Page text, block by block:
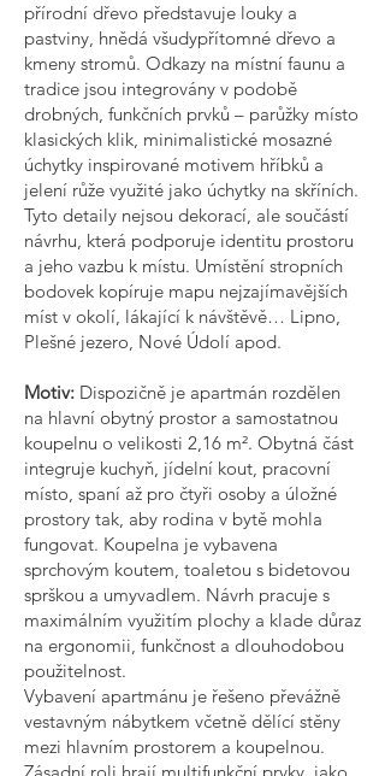
přírodní dřevo představuje louky a
pastviny, hnědá všudypřítomné dřevo a
kmeny stromů. Odkazy na místní faunu a
tradice jsou integrovány v podobě
drobných, funkčních prvků – parůžky místo
klasických klik, minimalistické mosazné
úchytky inspirované motivem hříbků a
jelení růže využité jako úchytky na skříních.
Tyto detaily nejsou dekorací, ale součástí
návrhu, která podporuje identitu prostoru
a jeho vazbu k místu. Umístění stropních
bodovek kopíruje mapu nejzajímavějších
míst v okolí, lákající k návštěvě… Lipno,
Plešné jezero, Nové Údolí apod.
Motiv: Dispozičně je apartmán rozdělen
na hlavní obytný prostor a samostatnou
koupelnu o velikosti 2,16 m². Obytná část
integruje kuchyň, jídelní kout, pracovní
místo, spaní až pro čtyři osoby a úložné
prostory tak, aby rodina v bytě mohla
fungovat. Koupelna je vybavena
sprchovým koutem, toaletou s bidetovou
sprškou a umyvadlem. Návrh pracuje s
maximálním využitím plochy a klade důraz
na ergonomii, funkčnost a dlouhodobou
použitelnost.
Vybavení apartmánu je řešeno převážně
vestavným nábytkem včetně dělící stěny
mezi hlavním prostorem a koupelnou.